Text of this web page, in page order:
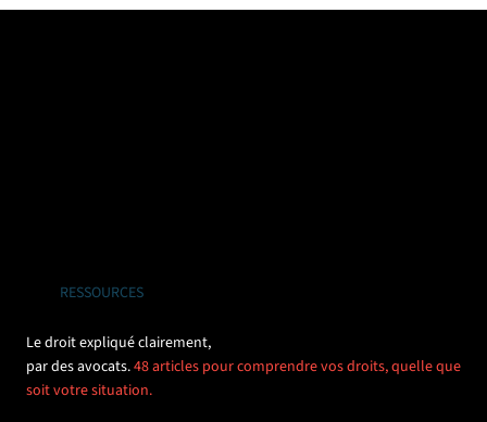
RESSOURCES
Le droit expliqué clairement,
par des avocats.48 articles pour comprendre vos droits, quelle que
soit votre situation.